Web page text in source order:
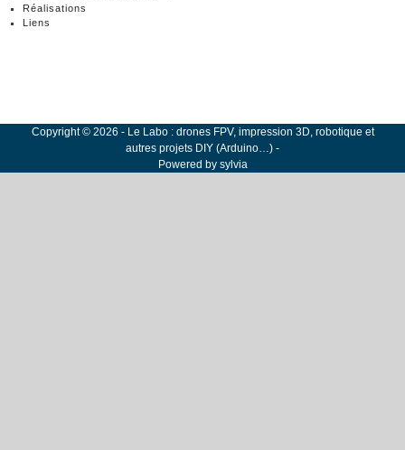
Réalisations
Liens
Copyright© 2026 - Le Labo : drones FPV, impression 3D, robotique et
autres projets DIY (Arduino…) -
Powered by sylvia